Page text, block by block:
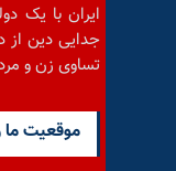
ایران با یک
جدایی دین از
تساوی زن و
موقعيت